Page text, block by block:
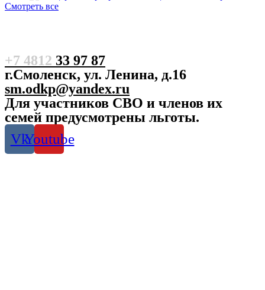
Смотреть все
+7 4812 33 97 87
г.Смоленск, ул. Ленина, д.16
sm.odkp@yandex.ru
Для участников СВО и членов их
семей предусмотрены льготы.
VkYoutube